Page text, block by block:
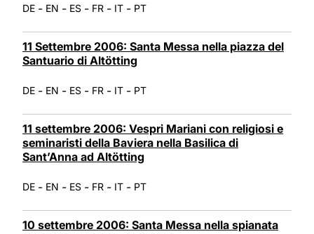
DE - EN - ES - FR - IT - PT
11 Settembre 2006: Santa Messa nella piazza del
Santuario di Altötting
DE - EN - ES - FR - IT - PT
11 settembre 2006: Vespri Mariani con religiosi e
seminaristi della Baviera nella Basilica di
Sant’Anna ad Altötting
DE - EN - ES - FR - IT - PT
10 settembre 2006: Santa Messa nella spianata